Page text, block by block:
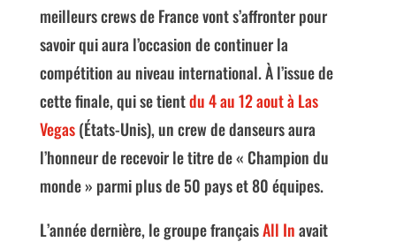
meilleurs crews de France vont s’affronter pour
savoir qui aura l’occasion de continuer la
compétition au niveau international. À l’issue de
cette finale, qui se tientdu 4 au 12 aout à Las
Vegas(États-Unis), un crew de danseurs aura
l’honneur de recevoir le titre de « Champion du
monde » parmi plus de 50 pays et 80 équipes.
L’année dernière, le groupe françaisAll Inavait